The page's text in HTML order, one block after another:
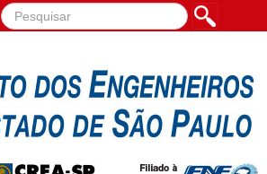
Pesquisar...